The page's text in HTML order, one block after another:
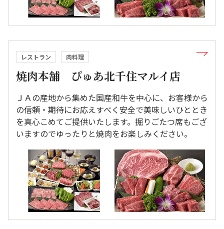
レストラン 肉料理
焼肉本舗 ぴゅあ北千住マルイ店
ＪＡの産地から集めた国産和牛を中心に、お客様から
の信頼・期待にお応えすべく安全で美味しいひととき
を真心こめてご提供いたします。掘りごたつ席もござ
いますのでゆったりと焼肉をお楽しみください。